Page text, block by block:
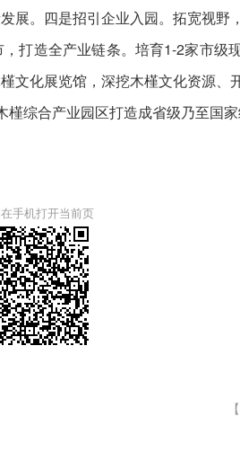
。四是招引企业入园。拓宽视
打造全产业链条。培育1-2家市级
文化展览馆，深挖木槿文化资源
综合产业园区打造成省级乃至国家
手机打开当前页